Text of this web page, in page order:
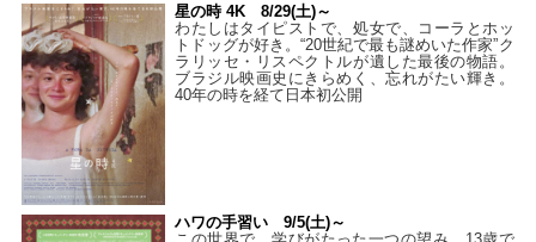
星の時 4K 8/29(土)～
わたしはタイピストで、処⼥で、コーラとホッ
トドッグが好き。“20世紀で最も謎めいた作家”ク
ラリッセ・リスペクトルが遺した最後の物語。
ブラジル映画史にきらめく、忘れがたい輝き。
40年の時を経て⽇本初公開
ハワの手習い 9/5(土)～